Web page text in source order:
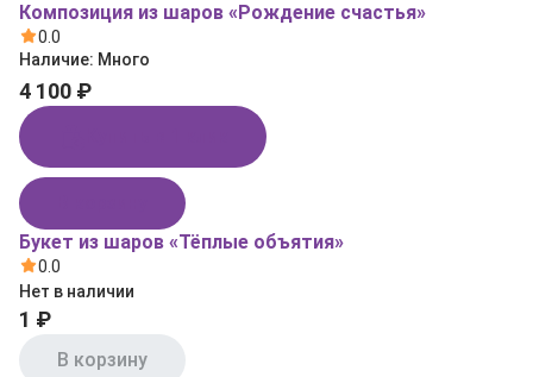
Композиция из шаров «Рождение счастья»
0.0
Наличие: Много
4 100 ₽
Букет из шаров «Тёплые объятия»
0.0
Нет в наличии
1 ₽
В корзину